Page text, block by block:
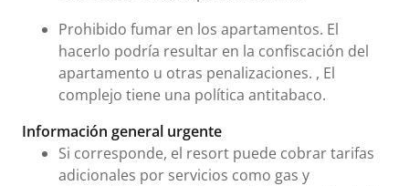
Prohibido fumar en los apartamentos. El
hacerlo podría resultar en la confiscación del
apartamento u otras penalizaciones. , El
complejo tiene una política antitabaco.
Información general urgente
Si corresponde, el resort puede cobrar tarifas
adicionales por servicios como gas y